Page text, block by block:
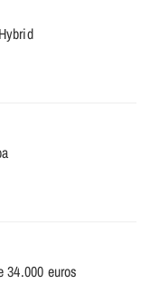
34.000 euros